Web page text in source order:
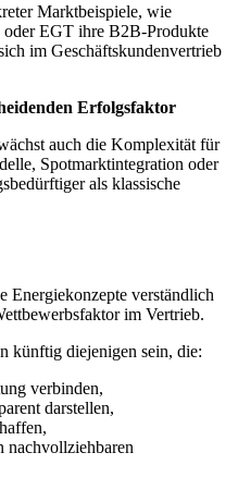
Marktbeispiele, wie
EGT ihre B2B-Produkte
im Geschäftskundenvertrieb
Erfolgsfaktor
auch die Komplexität für
Spotmarktintegration oder
als klassische
verständlich
im Vertrieb.
künftig diejenigen sein, die:
verbinden,
darstellen,
nachvollziehbaren